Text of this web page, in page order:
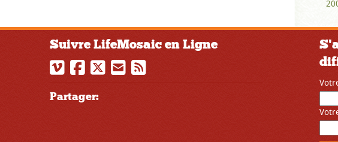
Suivre LifeMosaic en Ligne
Partager: